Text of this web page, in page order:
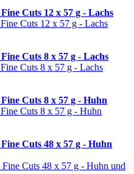
Cuts 12 x 57 g - Lachs
Cuts 8 x 57 g - Lachs
Cuts 8 x 57 g - Huhn
Cuts 48 x 57 g - Huhn